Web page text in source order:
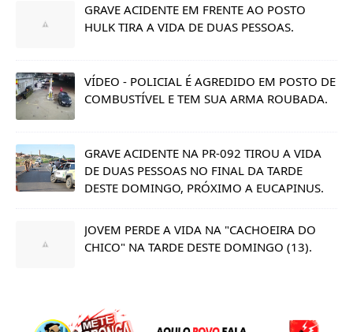
GRAVE ACIDENTE EM FRENTE AO POSTO
HULK TIRA A VIDA DE DUAS PESSOAS.
VÍDEO - POLICIAL É AGREDIDO EM POSTO DE
COMBUSTÍVEL E TEM SUA ARMA ROUBADA.
GRAVE ACIDENTE NA PR-092 TIROU A VIDA
DE DUAS PESSOAS NO FINAL DA TARDE
DESTE DOMINGO, PRÓXIMO A EUCAPINUS.
JOVEM PERDE A VIDA NA "CACHOEIRA DO
CHICO" NA TARDE DESTE DOMINGO (13).